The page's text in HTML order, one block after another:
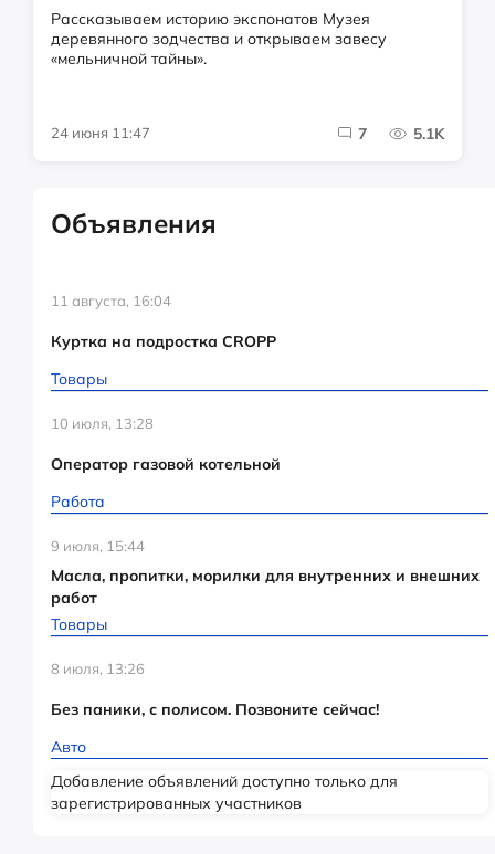
Рассказываем историю экспонатов Музея
деревянного зодчества и открываем завесу
«мельничной тайны».
24 июня 11:47 7 5.1K
Объявления
11 августа, 16:04
Куртка на подростка CROPP
Товары
10 июля, 13:28
Оператор газовой котельной
Работа
9 июля, 15:44
Масла, пропитки, морилки для внутренних и внешних
работ
Товары
8 июля, 13:26
Без паники, с полисом. Позвоните сейчас!
Авто
Добавление объявлений доступно только для
зарегистрированных участников